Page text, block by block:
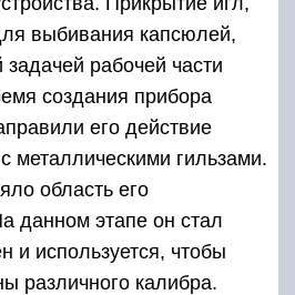
выбивания капсюлей,
задачей рабочей части
создания прибора
его действие
металлическими гильзами.
область его
данном этапе он стал
и используется, чтобы
различного калибра.